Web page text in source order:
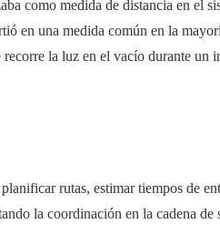
como medida de distancia en el
en una medida común en la
la luz en el vacío durante un
rutas, estimar tiempos de
la coordinación en la cadena de